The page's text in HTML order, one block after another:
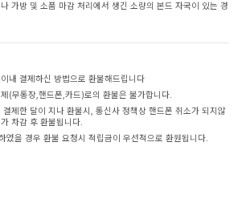
가방 및 소품 마감 처리에서 생긴 소량의 본드 자국이 있는 경
내 결제하신 방법으로 환불해드립니다
(무통장,핸드폰,카드)로의 환불은 불가합니다.
제한 달이 지나 환불시, 통신사 정책상 핸드폰 취소가 되지않
차감 후 환불됩니다.
였을 경우 환불 요청시 적립금이 우선적으로 환원됩니다.